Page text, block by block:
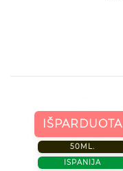
IŠPARDUOTA
50ML.
ISPANIJA